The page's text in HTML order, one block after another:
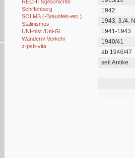
RECHTSgeschichte
Schiffenberg
SOLMS (-Braunfels-etc.)
Stalinismus
UNI-hist /Uni-GI
Wandern/ Verkehr
z-psb-vita
1942
1943, 3./4.
1941-1943
1940/41
ab 1946/47
seit Antike